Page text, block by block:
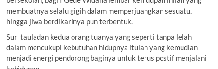
membuatnya selalu gigih dalam memperjuangkan sesuatu,
hingga jiwa berdikarinya pun terbentuk.
Suri tauladan kedua orang tuanya yang seperti tanpa lelah
dalam mencukupi kebutuhan hidupnya itulah yang kemudian
menjadi energi pendorong baginya untuk terus postif menjalani